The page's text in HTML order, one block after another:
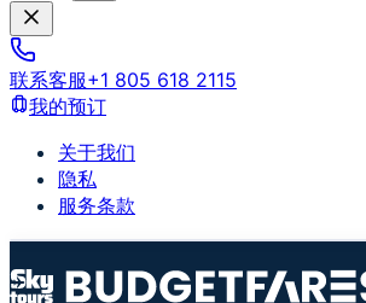
联系客服+1 805 618 2115
我的预订
关于我们
隐私
服务条款